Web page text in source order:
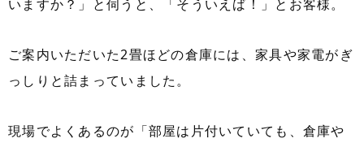
いますか？」と伺うと、「そういえば！」とお客様。
ご案内いただいた2畳ほどの倉庫には、家具や家電がぎ
っしりと詰まっていました。
現場でよくあるのが「部屋は片付いていても、倉庫や